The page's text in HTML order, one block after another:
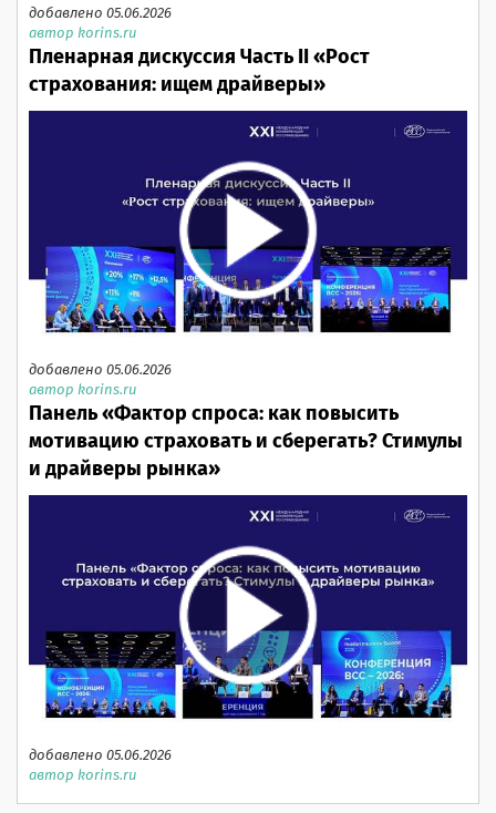
добавлено 05.06.2026
автор korins.ru
Пленарная дискуссия Часть II «Рост
страхования: ищем драйверы»
добавлено 05.06.2026
автор korins.ru
Панель «Фактор спроса: как повысить
мотивацию страховать и сберегать? Стимулы
и драйверы рынка»
добавлено 05.06.2026
автор korins.ru